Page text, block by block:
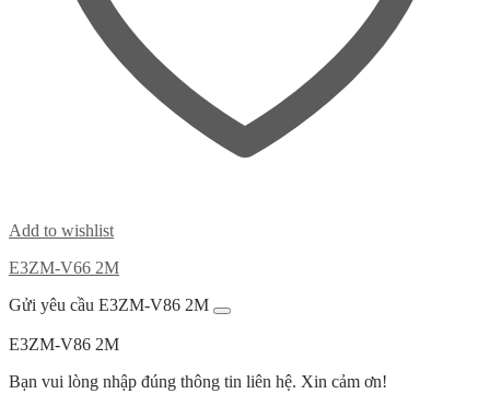
Add to wishlist
E3ZM-V66 2M
Gửi yêu cầu E3ZM-V86 2M
E3ZM-V86 2M
Bạn vui lòng nhập đúng thông tin liên hệ. Xin cảm ơn!